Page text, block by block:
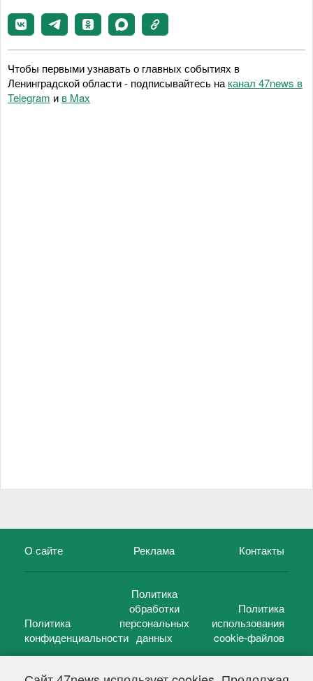
Чтобы первыми узнавать о главных событиях в
Ленинградской области - подписывайтесь на канал 47news в
Telegram и в Maх
О сайте Реклама Контакты
Политика
конфиденциальности
Политика
обработки
персональных
данных
Политика
использования
cookie-файлов